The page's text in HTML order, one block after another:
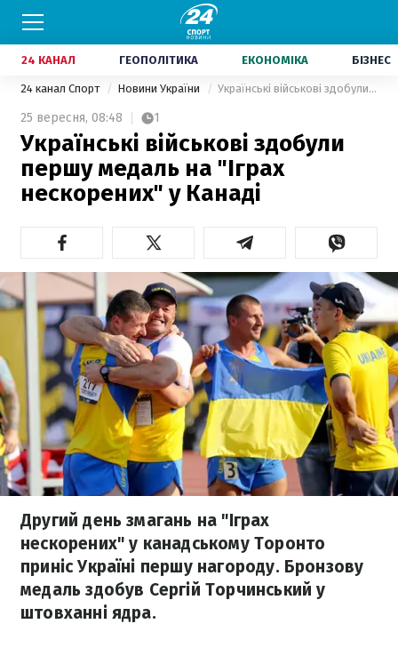
24 КАНАЛ ГЕОПОЛІТИКА ЕКОНОМІКА БІЗНЕС
24 канал Спорт Новини України Українські військові здобули першу медаль на "Іграх нескорених" у Канаді
25 вересня, 08:48 1
Українські військові здобули
першу медаль на "Іграх
нескорених" у Канаді
Другий день змагань на "Іграх
нескорених" у канадському Торонто
приніс Україні першу нагороду. Бронзову
медаль здобув Сергій Торчинський у
штовханні ядра.